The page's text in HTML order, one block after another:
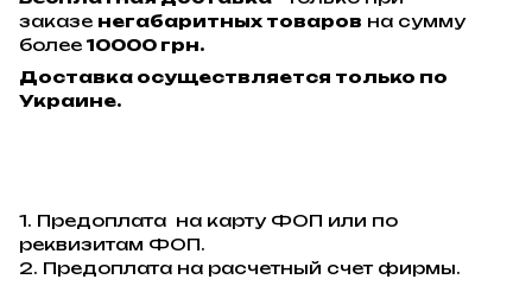
заказе негабаритных товаров на сумму
более 10000 грн.
Доставка осуществляется только по
Украине.
1. Предоплата на карту ФОП или по
реквизитам ФОП.
2. Предоплата на расчетный счет фирмы.